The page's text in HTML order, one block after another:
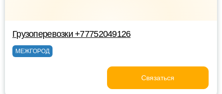
Грузоперевозки +77752049126
МЕЖГОРОД
Связаться